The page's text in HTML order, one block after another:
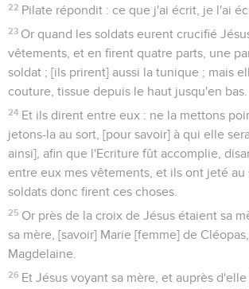
22 Pilate répondit : ce que j'ai écrit, je l'ai
23 Or quand les soldats eurent crucifié
vêtements, et en firent quatre parts, une
soldat ; [ils prirent] aussi la tunique ; mais
couture, tissue depuis le haut jusqu'en bas.
24 Et ils dirent entre eux : ne la mettons
jetons-la au sort, [pour savoir] à qui elle
ainsi], afin que l'Ecriture fût accomplie,
entre eux mes vêtements, et ils ont jeté au
soldats donc firent ces choses.
25 Or près de la croix de Jésus étaient sa
sa mère, [savoir] Marie [femme] de
Magdelaine.
26 Et Jésus voyant sa mère, et auprès